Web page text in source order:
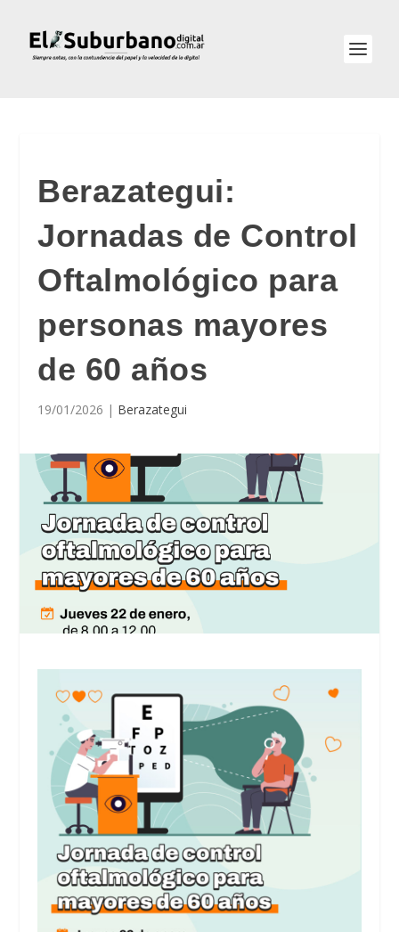
Berazategui:
Jornadas de Control
Oftalmológico para
personas mayores
de 60 años
19/01/2026 | Berazategui